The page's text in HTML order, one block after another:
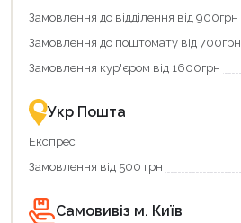
переваги!
картою
єКнига
–
зручно
та
повернення
Економте
більше
разом
державною
підтримкою!
Замовлення до відділення від 900грн
Замовлення до поштомату від 700грн
Замовлення кур'єром від 1600грн
Укр Пошта
Експрес
Замовлення від 500 грн
Самовивіз м. Київ